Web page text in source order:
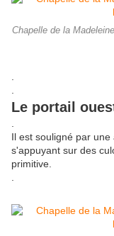
Chapelle de la
Le portail
Il est souligné par une
s'appuyant sur des
primitive.